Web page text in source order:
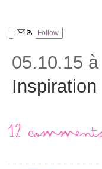
Follow
05.10.15
Inspiration
12